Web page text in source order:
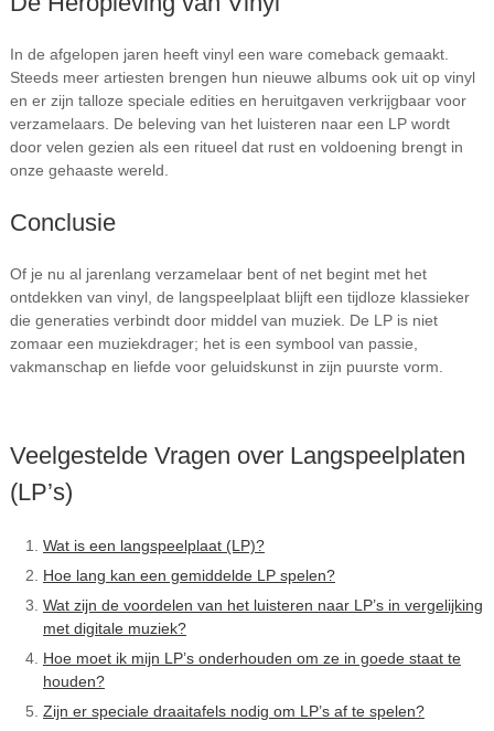
In de afgelopen jaren heeft vinyl een ware comeback gemaakt.
Steeds meer artiesten brengen hun nieuwe albums ook uit op vinyl
en er zijn talloze speciale edities en heruitgaven verkrijgbaar voor
verzamelaars. De beleving van het luisteren naar een LP wordt
door velen gezien als een ritueel dat rust en voldoening brengt in
onze gehaaste wereld.
Conclusie
Of je nu al jarenlang verzamelaar bent of net begint met het
ontdekken van vinyl, de langspeelplaat blijft een tijdloze klassieker
die generaties verbindt door middel van muziek. De LP is niet
zomaar een muziekdrager; het is een symbool van passie,
vakmanschap en liefde voor geluidskunst in zijn puurste vorm.
Veelgestelde Vragen over Langspeelplaten
(LP’s)
Wat is een langspeelplaat (LP)?
Hoe lang kan een gemiddelde LP spelen?
Wat zijn de voordelen van het luisteren naar LP’s in vergelijking
met digitale muziek?
Hoe moet ik mijn LP’s onderhouden om ze in goede staat te
houden?
Zijn er speciale draaitafels nodig om LP’s af te spelen?